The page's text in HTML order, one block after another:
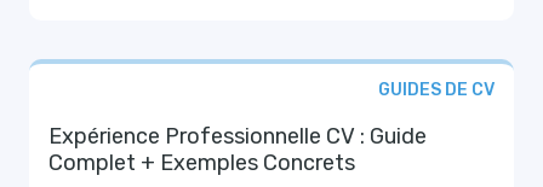
GUIDES DE CV
Expérience Professionnelle CV : Guide
Complet + Exemples Concrets